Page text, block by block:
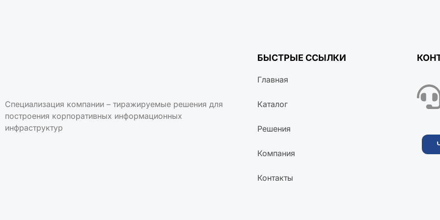
Специализация компании – тиражируемые решения для
построения корпоративных информационных
инфраструктур
БЫСТРЫЕ ССЫЛКИ
Главная
Каталог
Решения
Компания
Контакты